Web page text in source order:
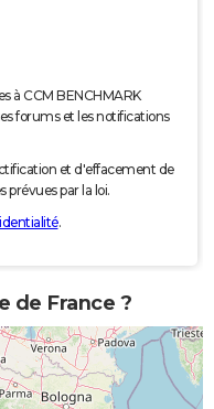
à CCM BENCHMARK
forums et les notifications
et d'effacement de
prévues par la loi.
.
de France ?